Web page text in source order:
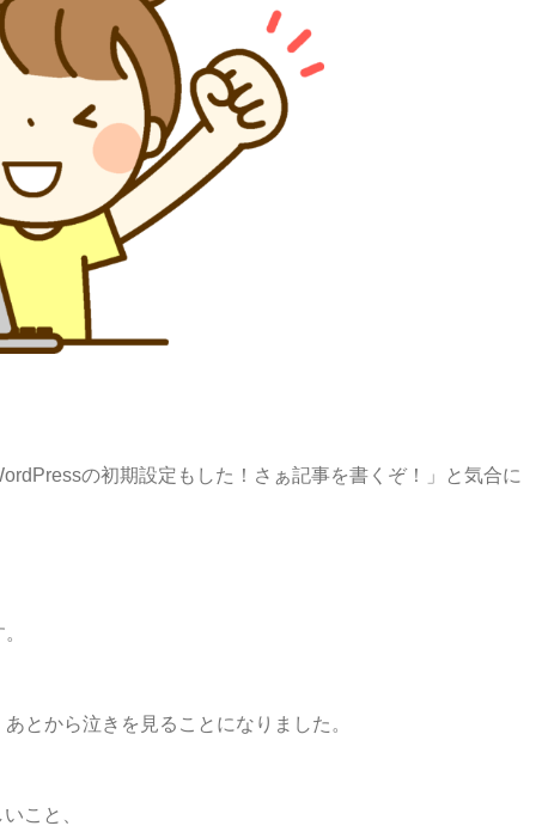
の初期設定もした！さぁ記事を書くぞ！」と気合に
とから泣きを見ることになりました。
こと、